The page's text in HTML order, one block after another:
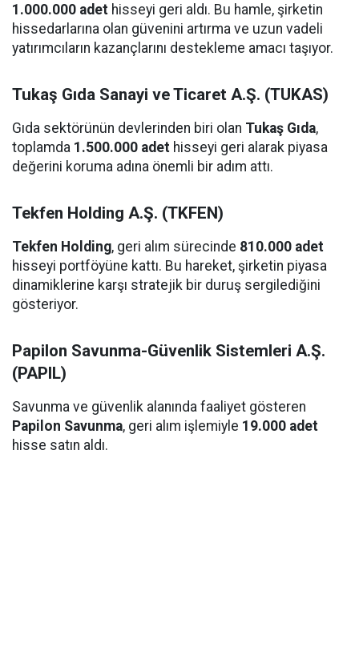
1.000.000 adet hisseyi geri aldı. Bu hamle, şirketin
hissedarlarına olan güvenini artırma ve uzun vadeli
yatırımcıların kazançlarını destekleme amacı taşıyor.
Tukaş Gıda Sanayi ve Ticaret A.Ş. (TUKAS)
Gıda sektörünün devlerinden biri olan Tukaş Gıda,
toplamda 1.500.000 adet hisseyi geri alarak piyasa
değerini koruma adına önemli bir adım attı.
Tekfen Holding A.Ş. (TKFEN)
Tekfen Holding, geri alım sürecinde 810.000 adet
hisseyi portföyüne kattı. Bu hareket, şirketin piyasa
dinamiklerine karşı stratejik bir duruş sergilediğini
gösteriyor.
Papilon Savunma-Güvenlik Sistemleri A.Ş.
(PAPIL)
Savunma ve güvenlik alanında faaliyet gösteren
Papilon Savunma, geri alım işlemiyle 19.000 adet
hisse satın aldı.